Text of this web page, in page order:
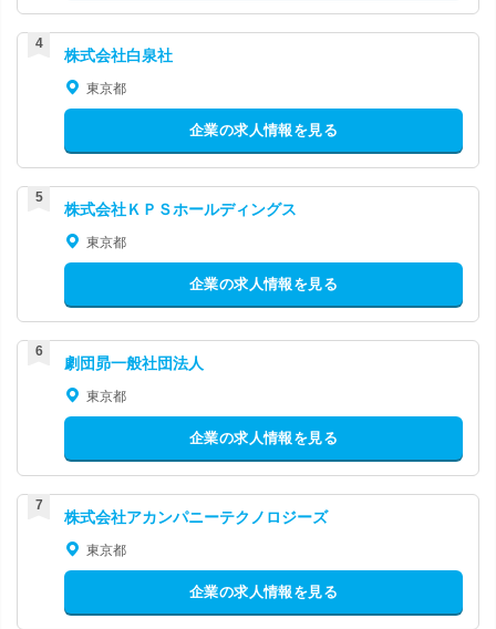
株式会社白泉社
東京都
企業の求人情報を見る
株式会社ＫＰＳホールディングス
東京都
企業の求人情報を見る
劇団昴一般社団法人
東京都
企業の求人情報を見る
株式会社アカンパニーテクノロジーズ
東京都
企業の求人情報を見る